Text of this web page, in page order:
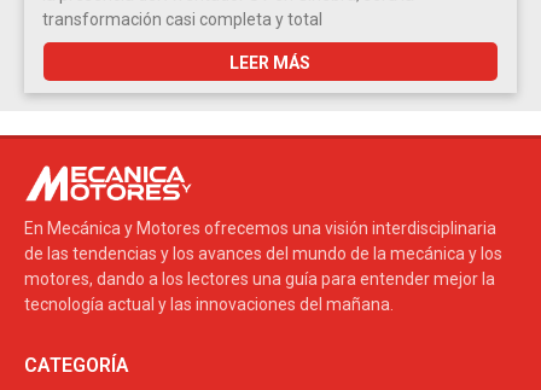
transformación casi completa y total
LEER MÁS
En Mecánica y Motores ofrecemos una visión interdisciplinaria
de las tendencias y los avances del mundo de la mecánica y los
motores, dando a los lectores una guía para entender mejor la
tecnología actual y las innovaciones del mañana.
CATEGORÍA